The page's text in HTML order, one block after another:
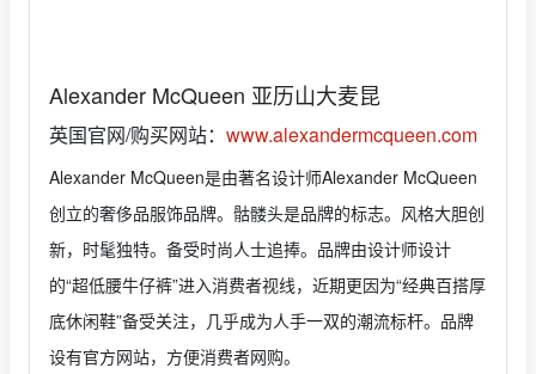
Alexander McQueen 亚历山大麦昆
英国官网/购买网站： www.alexandermcqueen.com
Alexander McQueen是由著名设计师Alexander McQueen
创立的奢侈品服饰品牌。骷髅头是品牌的标志。风格大胆创
新，时髦独特。备受时尚人士追捧。品牌由设计师设计
的“超低腰牛仔裤”进入消费者视线，近期更因为“经典百搭厚
底休闲鞋”备受关注，几乎成为人手一双的潮流标杆。品牌
设有官方网站，方便消费者网购。